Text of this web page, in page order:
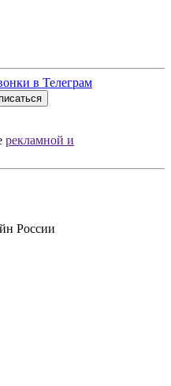
рекламной и